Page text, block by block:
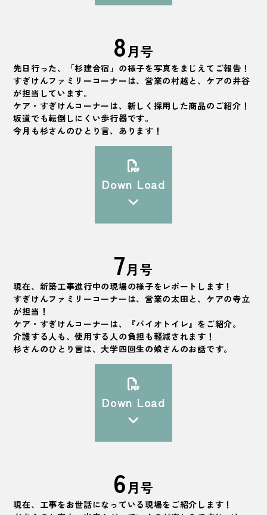
8月号
先日行った、「杉建合宿」の様子を写真をまじえてご報告！
すぎけんファミリーコーナーは、営業の村越と、ケアの井谷
が担当しています。
ケア・すぎけんコーナーは、新しく採用した商品のご紹介！
坂道でも転倒しにくい歩行器です。
今月も杉さんのひとり言、あります！
Down Load
7月号
現在、新築工事進行中の現場の様子をレポートします！
すぎけんファミリーコーナーは、営業の太田と、ケアの寺立
が担当！
ケア・すぎけんコーナーは、『バイオトイレ』をご紹介。
介護する人も、使用する人の負担も軽減されます！
杉さんのひとり言は、大学四回生の娘さんのお話です。
Down Load
6月号
現在、工事をお世話になっている現場をご紹介します！